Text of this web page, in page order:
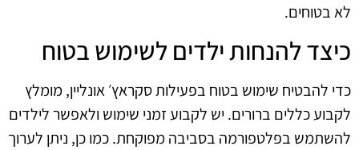
לא בטוחים.
כיצד להנחות ילדים לשימוש בטוח
כדי להבטיח שימוש בטוח בפעילות סקראץ׳ אונליין, מומלץ
לקבוע כללים ברורים. יש לקבוע זמני שימוש ולאפשר לילדים
להשתמש בפלטפורמה בסביבה מפוקחת. כמו כן, ניתן לערוך